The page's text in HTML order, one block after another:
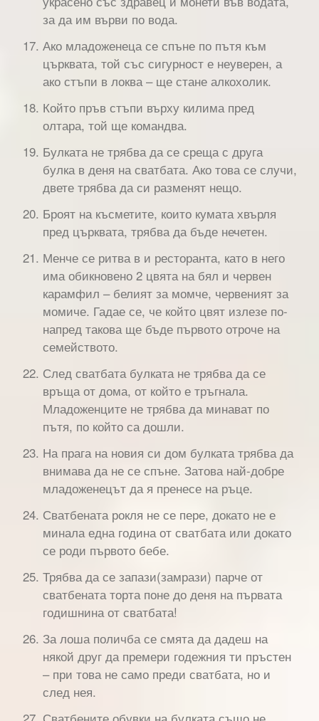
за да им върви по вода.
Ако младоженеца се спъне по пътя към
църквата, той със сигурност е неуверен, а
ако стъпи в локва – ще стане алкохолик.
Който пръв стъпи върху килима пред
олтара, той ще командва.
Булката не трябва да се среща с друга
булка в деня на сватбата. Ако това се случи,
двете трябва да си разменят нещо.
Броят на късметите, които кумата хвърля
пред църквата, трябва да бъде нечетен.
Менче се ритва в и ресторанта, като в него
има обикновено 2 цвята на бял и червен
карамфил – белият за момче, червеният за
момиче. Гадае се, че който цвят излезе по-
напред такова ще бъде първото отроче на
семейството.
След сватбата булката не трябва да се
връща от дома, от който е тръгнала.
Младоженците не трябва да минават по
пътя, по който са дошли.
На прага на новия си дом булката трябва да
внимава да не се спъне. Затова най-добре
младоженецът да я пренесе на ръце.
Сватбената рокля не се пере, докато не е
минала една година от сватбата или докато
се роди първото бебе.
Трябва да се запази(замрази) парче от
сватбената торта поне до деня на първата
годишнина от сватбата!
За лоша поличба се смята да дадеш на
някой друг да премери годежния ти пръстен
– при това не само преди сватбата, но и
след нея.